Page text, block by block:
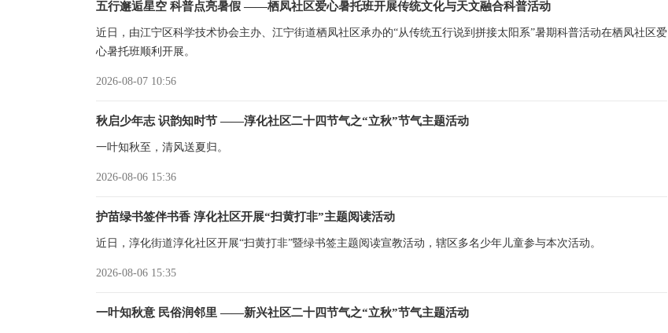
五行邂逅星空 科普点亮暑假 ——栖凤社区爱心暑托班开展传统文化与天文融合科普活动
近日，由江宁区科学技术协会主办、江宁街道栖凤社区承办的“从传统五行说到拼接太阳系”暑期科普活动在栖凤社区爱
心暑托班顺利开展。
2026-08-07 10:56
秋启少年志 识韵知时节 ——淳化社区二十四节气之“立秋”节气主题活动
一叶知秋至，清风送夏归。
2026-08-06 15:36
护苗绿书签伴书香 淳化社区开展“扫黄打非”主题阅读活动
近日，淳化街道淳化社区开展“扫黄打非”暨绿书签主题阅读宣教活动，辖区多名少年儿童参与本次活动。
2026-08-06 15:35
一叶知秋意 民俗润邻里 ——新兴社区二十四节气之“立秋”节气主题活动